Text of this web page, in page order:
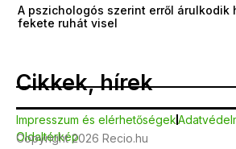
A pszichologós szerint erről árulkodik
fekete ruhát visel
Cikkek, hírek
Impresszum és elérhetőségek
Oldaltérkép
Copyright 2026 Recio.hu